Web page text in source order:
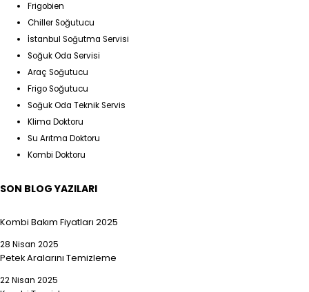
Frigobien
Chiller Soğutucu
İstanbul Soğutma Servisi
Soğuk Oda Servisi
Araç Soğutucu
Frigo Soğutucu
Soğuk Oda Teknik Servis
Klima Doktoru
Su Arıtma Doktoru
Kombi Doktoru
SON BLOG YAZILARI
Kombi Bakım Fiyatları 2025
28 Nisan 2025
Petek Aralarını Temizleme
22 Nisan 2025